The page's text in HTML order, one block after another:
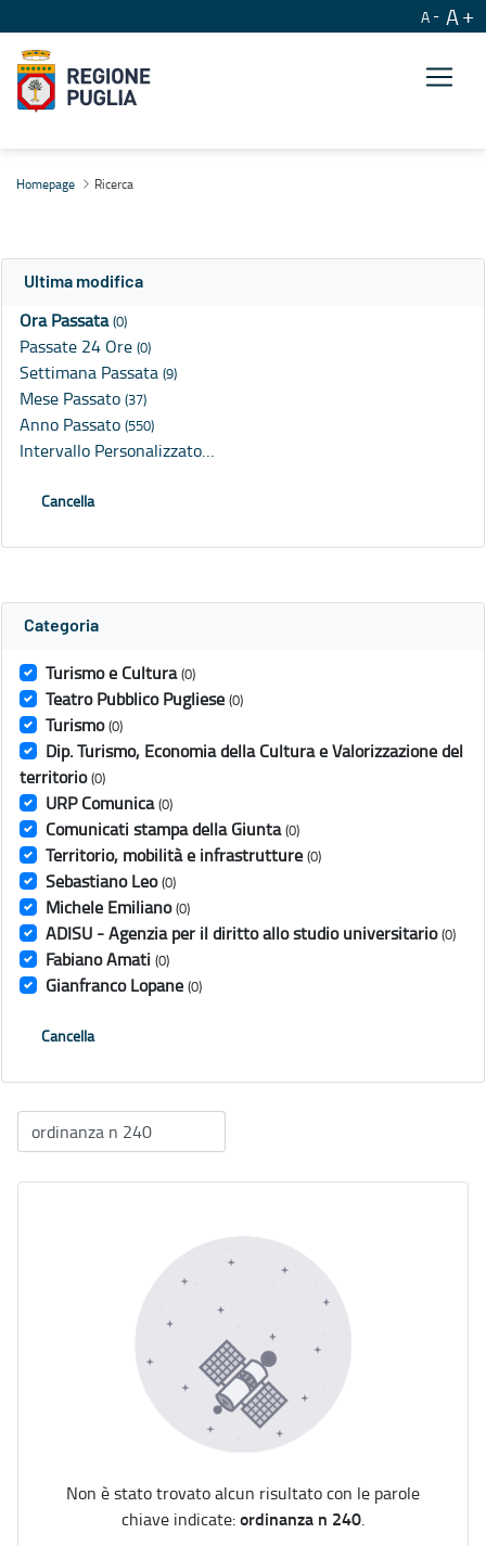
A A
Homepage Ricerca
Ultima modifica
Ora Passata(0)
Passate 24 Ore (0)
Settimana Passata (9)
Mese Passato (37)
Anno Passato (550)
Intervallo Personalizzato…
Cancella
Categoria
Turismo e Cultura (0)
Teatro Pubblico Pugliese (0)
Turismo (0)
Dip. Turismo, Economia della Cultura e Valorizzazione del
territorio (0)
URP Comunica (0)
Comunicati stampa della Giunta (0)
Territorio, mobilità e infrastrutture (0)
Sebastiano Leo (0)
Michele Emiliano (0)
ADISU - Agenzia per il diritto allo studio universitario (0)
Fabiano Amati (0)
Gianfranco Lopane (0)
Cancella
Non è stato trovato alcun risultato con le parole
chiave indicate:ordinanza n 240.